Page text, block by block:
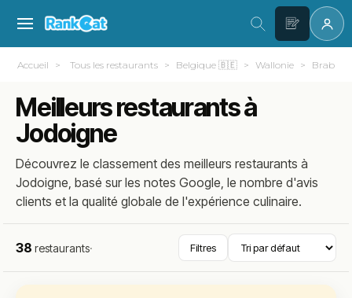
Accueil Tous les restaurants Belgique 🇧🇪 Wallonie
Meilleurs restaurants à
Jodoigne
Découvrez le classement des meilleurs restaurants à
Jodoigne, basé sur les notes Google, le nombre d'avis
clients et la qualité globale de l'expérience culinaire.
38 restaurants· Filtres